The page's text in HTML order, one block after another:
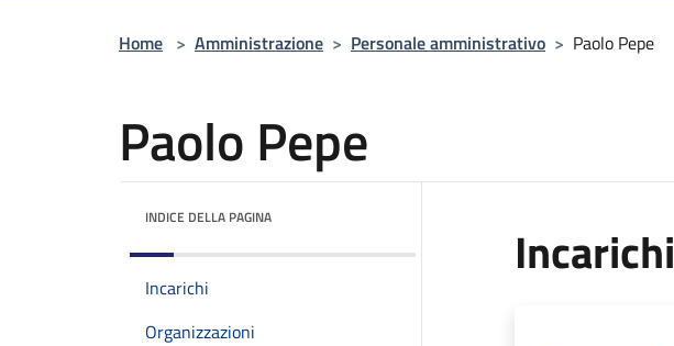
Home > Amministrazione > Personale amministrativo > Paolo Pepe
Paolo Pepe
INDICE DELLA PAGINA
Incarichi
Organizzazioni
Incarichi